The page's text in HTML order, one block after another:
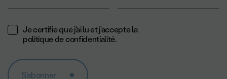
Je certifie que j'ai lu et j'accepte la
politique de confidentialité.
S'abonner